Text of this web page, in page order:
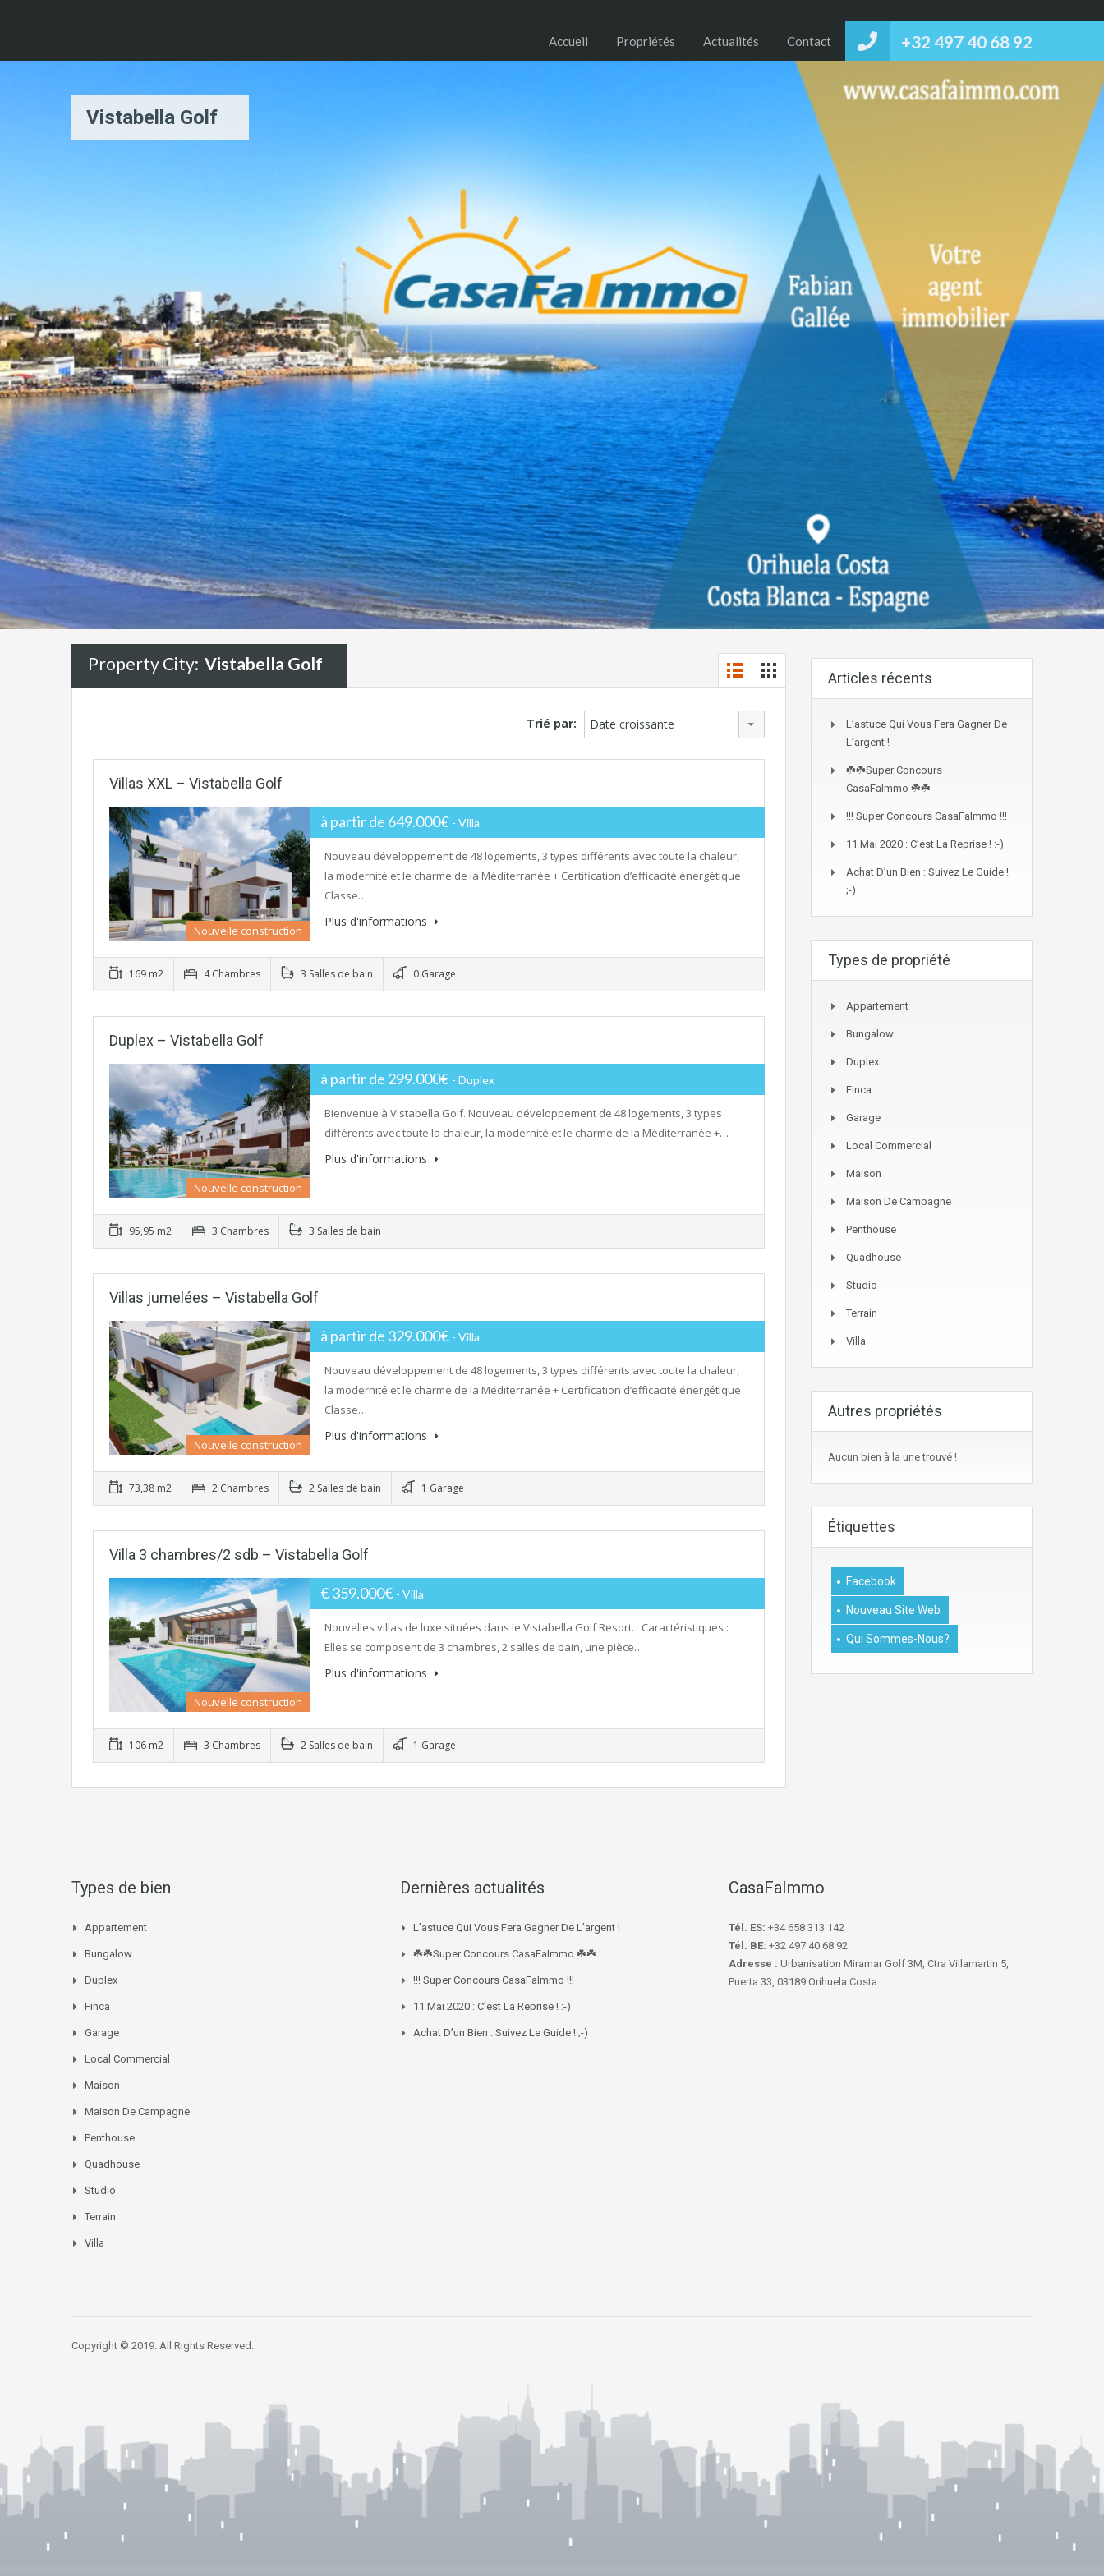
+32 497 40 68 92‬
Accueil Propriétés Actualités Contact
Vistabella Golf
Property City: Vistabella Golf
Trié par: Date croissante
Villas XXL – Vistabella Golf
Nouvelle construction
à partir de 649.000€ - Villa
Nouveau développement de 48 logements, 3 types différents avec toute la chaleur,
la modernité et le charme de la Méditerranée + Certification d’efficacité énergétique
Classe…
Plus d'informations
169 m2 4 Chambres 3 Salles de bain 0 Garage
Duplex – Vistabella Golf
Nouvelle construction
à partir de 299.000€ - Duplex
Bienvenue à Vistabella Golf. Nouveau développement de 48 logements, 3 types
différents avec toute la chaleur, la modernité et le charme de la Méditerranée +…
Plus d'informations
95,95 m2 3 Chambres 3 Salles de bain
Villas jumelées – Vistabella Golf
Nouvelle construction
à partir de 329.000€ - Villa
Nouveau développement de 48 logements, 3 types différents avec toute la chaleur,
la modernité et le charme de la Méditerranée + Certification d’efficacité énergétique
Classe…
Plus d'informations
73,38 m2 2 Chambres 2 Salles de bain 1 Garage
Villa 3 chambres/2 sdb – Vistabella Golf
Nouvelle construction
€ 359.000€ - Villa
Nouvelles villas de luxe situées dans le Vistabella Golf Resort. Caractéristiques :
Elles se composent de 3 chambres, 2 salles de bain, une pièce…
Plus d'informations
106 m2 3 Chambres 2 Salles de bain 1 Garage
Articles récents
L’astuce Qui Vous Fera Gagner De
L’argent !
☘️☘️Super Concours
CasaFaImmo ☘️☘️
!!! Super Concours CasaFaImmo !!!
11 Mai 2020 : C’est La Reprise ! :-)
Achat D’un Bien : Suivez Le Guide !
;-)
Types de propriété
Appartement
Bungalow
Duplex
Finca
Garage
Local Commercial
Maison
Maison De Campagne
Penthouse
Quadhouse
Studio
Terrain
Villa
Autres propriétés
Aucun bien à la une trouvé !
Étiquettes
Facebook
Nouveau Site Web
Qui Sommes-Nous?
Types de bien
Appartement
Bungalow
Duplex
Finca
Garage
Local Commercial
Maison
Maison De Campagne
Penthouse
Quadhouse
Studio
Terrain
Villa
Dernières actualités
L’astuce Qui Vous Fera Gagner De L’argent !
☘️☘️Super Concours CasaFaImmo ☘️☘️
!!! Super Concours CasaFaImmo !!!
11 Mai 2020 : C’est La Reprise ! :-)
Achat D’un Bien : Suivez Le Guide ! ;-)
CasaFaImmo
Tél. ES: +34 658 313 142
Tél. BE: +32 497 40 68 92
Adresse : Urbanisation Miramar Golf 3M, Ctra Villamartin 5,
Puerta 33, 03189 Orihuela Costa
Copyright © 2019. All Rights Reserved.